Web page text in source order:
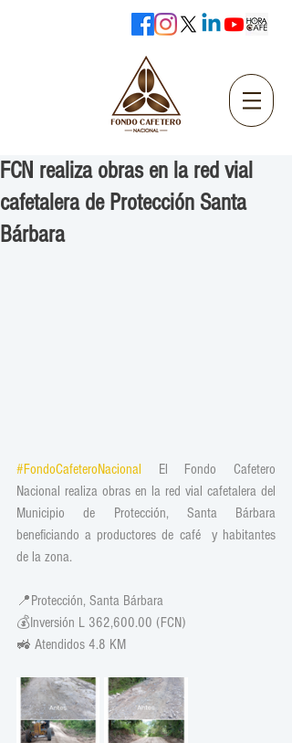
FCN realiza obras en la red vial
cafetalera de Protección Santa
Bárbara
#FondoCafeteroNacional El Fondo Cafetero
Nacional realiza obras en la red vial cafetalera del
Municipio de Protección, Santa Bárbara
beneficiando a productores de café  y habitantes
de la zona.
📍Protección, Santa Bárbara
💰Inversión L 362,600.00 (FCN)
🚜 Atendidos 4.8 KM